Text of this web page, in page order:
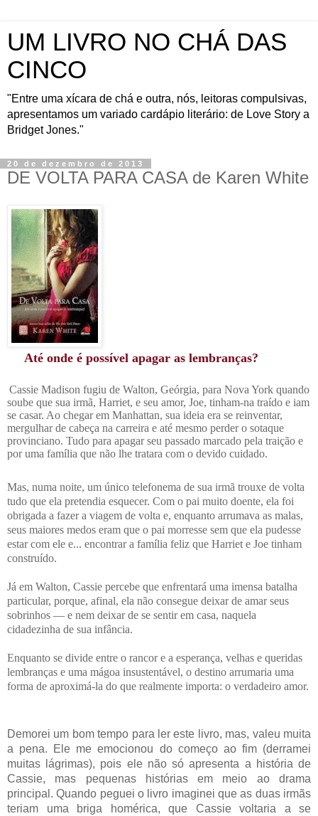
UM LIVRO NO CHÁ DAS
CINCO
"Entre uma xícara de chá e outra, nós, leitoras compulsivas,
apresentamos um variado cardápio literário: de Love Story a
Bridget Jones."
20 de dezembro de 2013
DE VOLTA PARA CASA de Karen White
Até onde é possível apagar as lembranças?
Cassie Madison fugiu de Walton, Geórgia, para Nova York quando
soube que sua irmã, Harriet, e seu amor, Joe, tinham-na traído e iam
se casar. Ao chegar em Manhattan, sua ideia era se reinventar,
mergulhar de cabeça na carreira e até mesmo perder o sotaque
provinciano. Tudo para apagar seu passado marcado pela traição e
por uma família que não lhe tratara com o devido cuidado.
Mas, numa noite, um único telefonema de sua irmã trouxe de volta
tudo que ela pretendia esquecer. Com o pai muito doente, ela foi
obrigada a fazer a viagem de volta e, enquanto arrumava as malas,
seus maiores medos eram que o pai morresse sem que ela pudesse
estar com ele e... encontrar a família feliz que Harriet e Joe tinham
construído.
Já em Walton, Cassie percebe que enfrentará uma imensa batalha
particular, porque, afinal, ela não consegue deixar de amar seus
sobrinhos — e nem deixar de se sentir em casa, naquela
cidadezinha de sua infância.
Enquanto se divide entre o rancor e a esperança, velhas e queridas
lembranças e uma mágoa insustentável, o destino arrumaria uma
forma de aproximá-la do que realmente importa: o verdadeiro amor.
Demorei um bom tempo para ler este livro, mas, valeu muita
a pena. Ele me emocionou do começo ao fim (derramei
muitas lágrimas), pois ele não só apresenta a história de
Cassie, mas pequenas histórias em meio ao drama
principal. Quando peguei o livro imaginei que as duas irmãs
teriam uma briga homérica, que Cassie voltaria a se